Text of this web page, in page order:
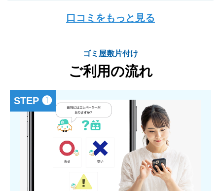
口コミをもっと見る
ゴミ屋敷片付け
ご利用の流れ
STEP ❶